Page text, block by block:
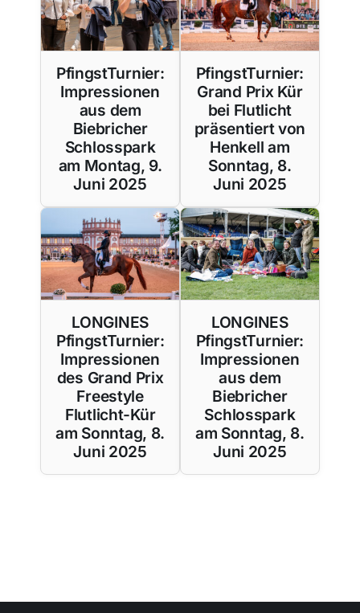
PfingstTurnier:
Impressionen
aus dem
Biebricher
Schlosspark
am Montag, 9.
Juni 2025
PfingstTurnier:
Grand Prix Kür
bei Flutlicht
präsentiert von
Henkell am
Sonntag, 8.
Juni 2025
LONGINES
PfingstTurnier:
Impressionen
des Grand Prix
Freestyle
Flutlicht-Kür
am Sonntag, 8.
Juni 2025
LONGINES
PfingstTurnier:
Impressionen
aus dem
Biebricher
Schlosspark
am Sonntag, 8.
Juni 2025